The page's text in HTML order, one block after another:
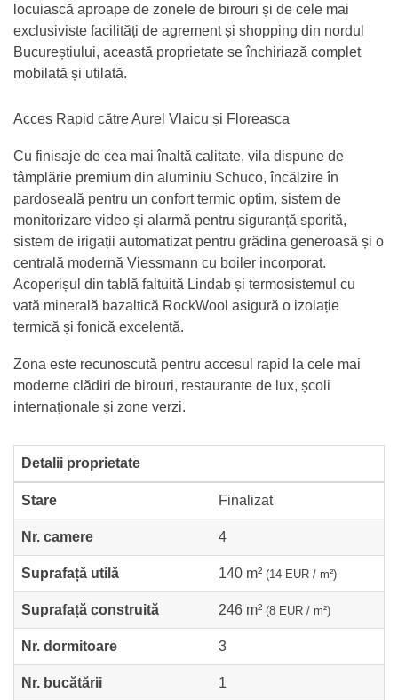
locuiască aproape de zonele de birouri și de cele mai
exclusiviste facilități de agrement și shopping din nordul
Bucureștiului, această proprietate se închiriază complet
mobilată și utilată.
Acces Rapid către Aurel Vlaicu și Floreasca
Cu finisaje de cea mai înaltă calitate, vila dispune de
tâmplărie premium din aluminiu Schuco, încălzire în
pardoseală pentru un confort termic optim, sistem de
monitorizare video și alarmă pentru siguranță sporită,
sistem de irigații automatizat pentru grădina generoasă și o
centrală modernă Viessmann cu boiler incorporat.
Acoperișul din tablă faltuită Lindab și termosistemul cu
vată minerală bazaltică RockWool asigură o izolație
termică și fonică excelentă.
Zona este recunoscută pentru accesul rapid la cele mai
moderne clădiri de birouri, restaurante de lux, școli
internaționale și zone verzi.
Detalii proprietate
Stare Finalizat
Nr. camere 4
Suprafață utilă 140 m² (14 EUR / m²)
Suprafață construită 246 m² (8 EUR / m²)
Nr. dormitoare 3
Nr. bucătării 1